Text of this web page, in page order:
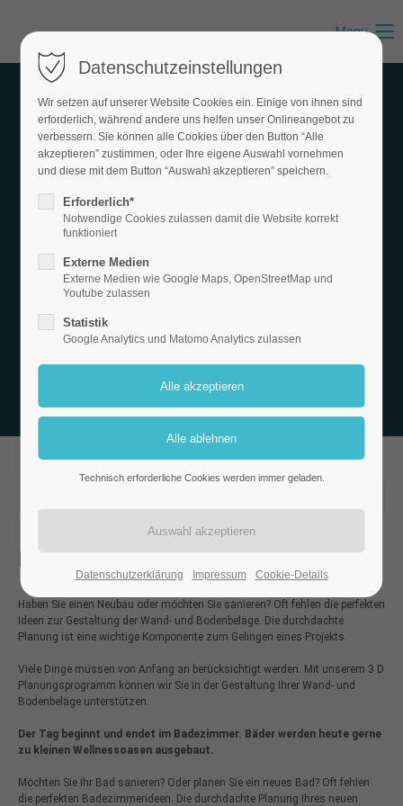
Menu
OFT GEFRAGT UND
HIER
BEANTWORTET!
FLIESEN M.
MAIERHOFER - IHR
MEISTERBETRIEB
Perfekte Räume gestalten
Haben Sie einen Neubau oder möchten Sie sanieren? Oft fehlen die perfekten
Ideen zur Gestaltung der Wand- und Bodenbeläge. Die durchdachte
Planung ist eine wichtige Komponente zum Gelingen eines Projekts.
Viele Dinge müssen von Anfang an berücksichtigt werden. Mit unserem 3 D
Planungsprogramm können wir Sie in der Gestaltung Ihrer Wand- und
Bodenbeläge unterstützen.
Der Tag beginnt und endet im Badezimmer. Bäder werden heute gerne
zu kleinen Wellnessoasen ausgebaut.
Möchten Sie Ihr Bad sanieren? Oder planen Sie ein neues Bad? Oft fehlen
die perfekten Badezimmerideen. Die durchdachte Planung Ihres neuen
Datenschutzeinstellungen
Wir setzen auf unserer Website Cookies ein. Einige von ihnen sind
erforderlich, während andere uns helfen unser Onlineangebot zu
verbessern. Sie können alle Cookies über den Button “Alle
akzeptieren” zustimmen, oder Ihre eigene Auswahl vornehmen
und diese mit dem Button “Auswahl akzeptieren” speichern.
Erforderlich*
Notwendige Cookies zulassen damit die Website korrekt
funktioniert
Externe Medien
Externe Medien wie Google Maps, OpenStreetMap und
Youtube zulassen
Statistik
Google Analytics und Matomo Analytics zulassen
Technisch erforderliche Cookies werden immer geladen.
Datenschutzerklärung Impressum Cookie-Details